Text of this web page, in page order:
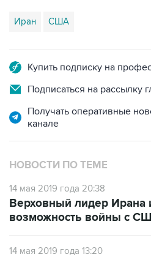
Иран США
Купить подписку на
Подписаться на рассылку
Получать оперативные
канале
НОВОСТИ ПО ТЕМЕ
14 мая 2019 года 20:38
Верховный лидер Ирана
возможность войны с
14 мая 2019 года 13:20